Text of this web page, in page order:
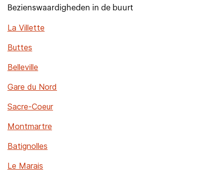
Bezienswaardigheden in de buurt
La Villette
Buttes
Belleville
Gare du Nord
Sacre-Coeur
Montmartre
Batignolles
Le Marais